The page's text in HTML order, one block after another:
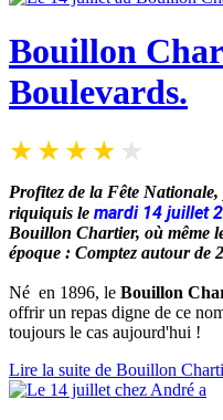
Bouillon
Boulevards.
Profitez de la Fête
riquiquis le mardi 14 juillet
Bouillon Chartier, où même
époque : Comptez autour de
Né en 1896, le Bouillon
offrir un repas digne de ce
toujours le cas aujourd'hui !
Lire la suite de Bouillon